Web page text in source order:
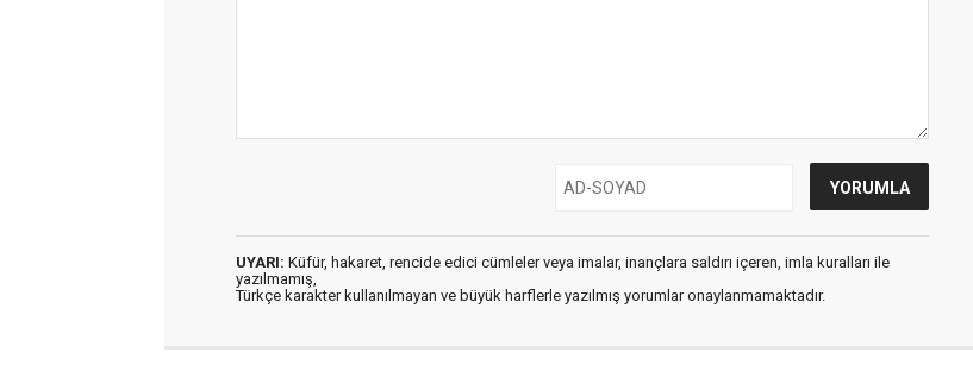
UYARI: Küfür, hakaret, rencide edici cümleler veya imalar, inançlara saldırı içeren, imla kuralları ile
yazılmamış,
Türkçe karakter kullanılmayan ve büyük harflerle yazılmış yorumlar onaylanmamaktadır.